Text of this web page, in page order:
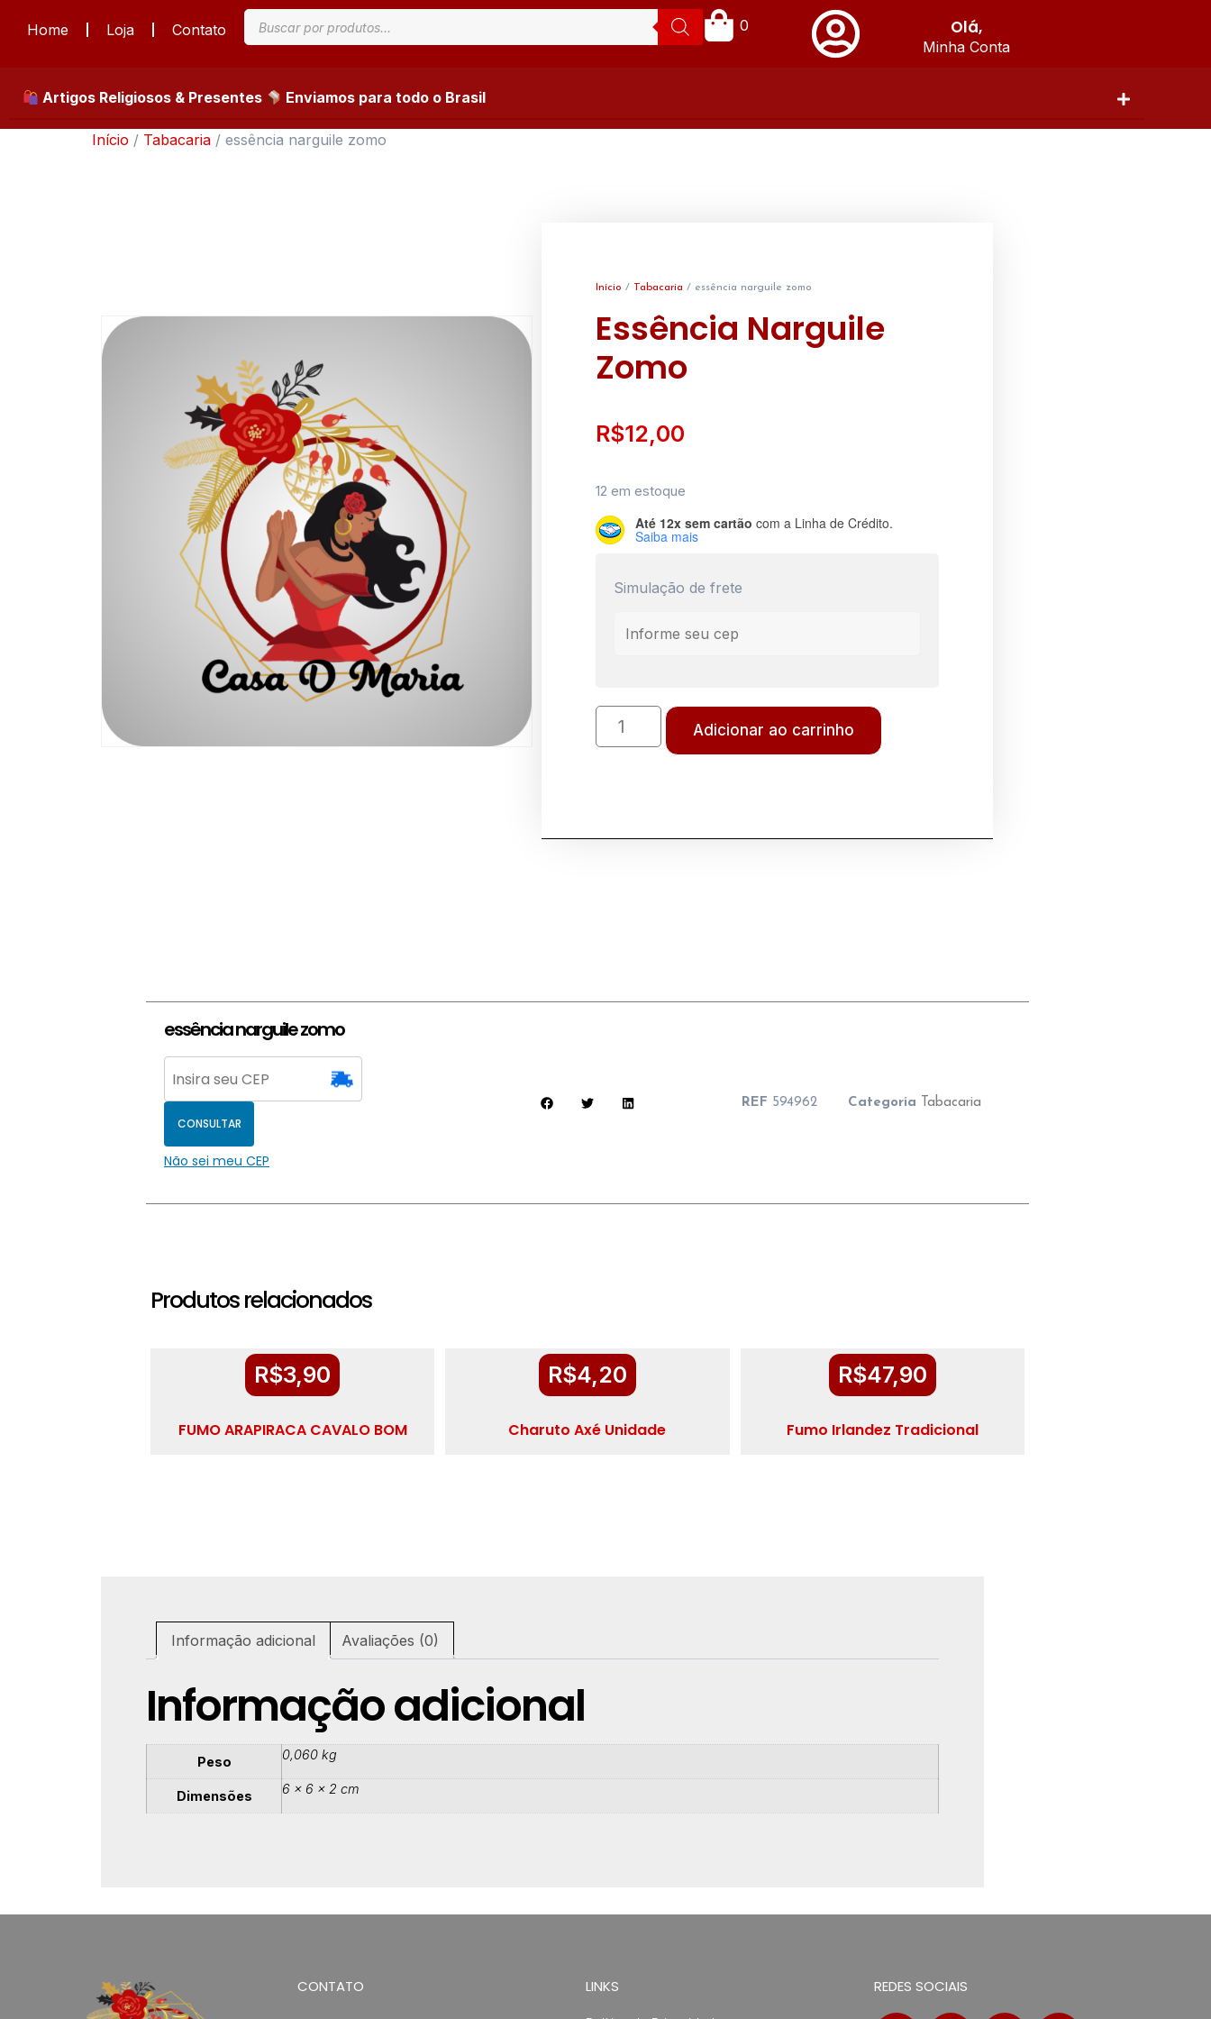
Home Loja Contato Olá,
Minha Conta
0
Artigos Religiosos & Presentes Enviamos para todo o Brasil
Início / Tabacaria / essência narguile zomo
Início / Tabacaria / essência narguile zomo
Essência Narguile
Zomo
R$12,00
12 em estoque
Até 12x sem cartão com a Linha de Crédito.
Saiba mais
Simulação de frete
Adicionar ao carrinho
essência narguile zomo
CONSULTAR
Não sei meu CEP
REF 594962 Categoria Tabacaria
Produtos relacionados
R$3,90
FUMO ARAPIRACA CAVALO BOM
R$4,20
Charuto Axé Unidade
R$47,90
Fumo Irlandez Tradicional
Informação adicional Avaliações (0)
Informação adicional
Peso 0,060 kg
Dimensões 6 × 6 × 2 cm
CONTATO LINKS REDES SOCIAIS